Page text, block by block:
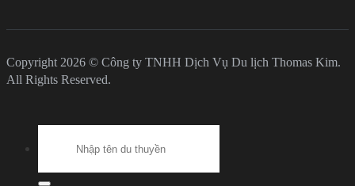
Copyright 2026 © Công ty TNHH Dịch Vụ Du lịch Thomas Kim.
All Rights Reserved.